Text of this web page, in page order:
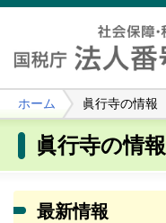
ホーム 眞行寺の情報
眞行寺の情報
最新情報